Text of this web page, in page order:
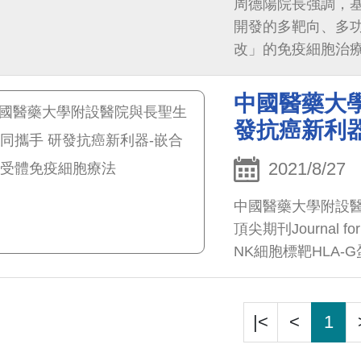
周德陽院長強調，
開發的多靶向、多
改」的免疫細胞治
藥物般架上隨取隨
賽跑，並解決病人
用心貢獻癌症病人
中國醫藥大
發抗癌新利
2021/8/27
中國醫藥大學附設
頂尖期刊Journal
NK細胞標靶HLA-
免疫活化訊號，達
|< < 1